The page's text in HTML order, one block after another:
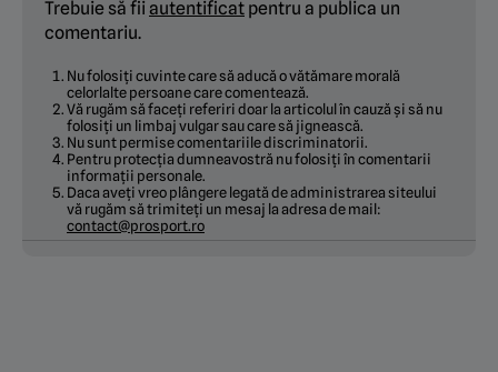
Trebuie să fii autentificat pentru a publica un
comentariu.
Nu folosiți cuvinte care să aducă o vătămare morală
celorlalte persoane care comentează.
Vă rugăm să faceți referiri doar la articolul în cauză și să nu
folosiți un limbaj vulgar sau care să jignească.
Nu sunt permise comentariile discriminatorii.
Pentru protecția dumneavostră nu folosiți în comentarii
informații personale.
Daca aveți vreo plângere legată de administrarea siteului
vă rugăm să trimiteți un mesaj la adresa de mail:
contact@prosport.ro